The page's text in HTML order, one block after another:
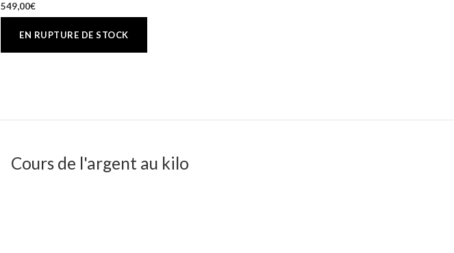
549,00€
Cours de l'argent au kilo